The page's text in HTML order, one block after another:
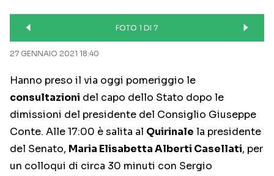
FOTO 1 DI 7
27 GENNAIO 2021 18:40
Hanno preso il via oggi pomeriggio le
consultazioni del capo dello Stato dopo le
dimissioni del presidente del Consiglio Giuseppe
Conte. Alle 17:00 è salita al Quirinale la presidente
del Senato, Maria Elisabetta Alberti Casellati, per
un colloqui di circa 30 minuti con Sergio